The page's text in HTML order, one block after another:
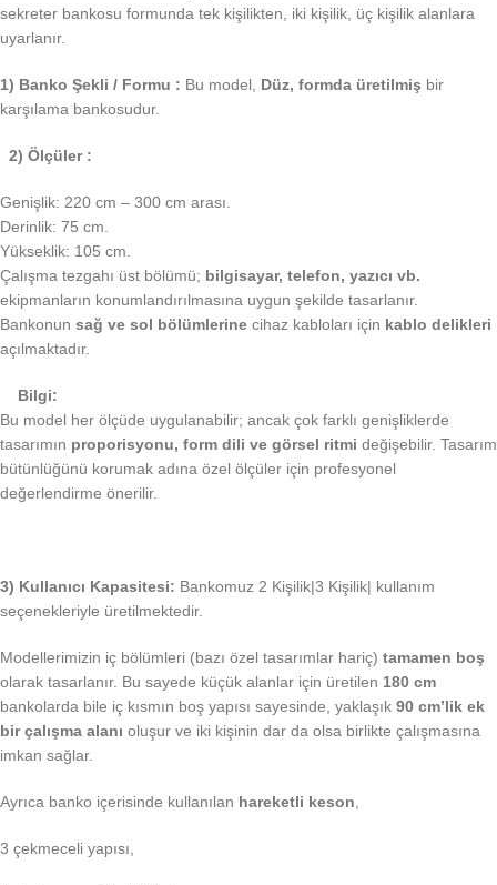
sekreter bankosu formunda tek kişilikten, iki kişilik, üç kişilik alanlara
uyarlanır.
1) Banko Şekli / Formu : Bu model, Düz, formda üretilmiş bir
karşılama bankosudur.
2) Ölçüler :
Genişlik: 220 cm – 300 cm arası.
Derinlik: 75 cm.
Yükseklik: 105 cm.
Çalışma tezgahı üst bölümü; bilgisayar, telefon, yazıcı vb.
ekipmanların konumlandırılmasına uygun şekilde tasarlanır.
Bankonun sağ ve sol bölümlerine cihaz kabloları için kablo delikleri
açılmaktadır.
Bilgi:
Bu model her ölçüde uygulanabilir; ancak çok farklı genişliklerde
tasarımın proporisyonu, form dili ve görsel ritmi değişebilir. Tasarım
bütünlüğünü korumak adına özel ölçüler için profesyonel
değerlendirme önerilir.
3) Kullanıcı Kapasitesi: Bankomuz 2 Kişilik|3 Kişilik| kullanım
seçenekleriyle üretilmektedir.
Modellerimizin iç bölümleri (bazı özel tasarımlar hariç) tamamen boş
olarak tasarlanır. Bu sayede küçük alanlar için üretilen 180 cm
bankolarda bile iç kısmın boş yapısı sayesinde, yaklaşık 90 cm’lik ek
bir çalışma alanı oluşur ve iki kişinin dar da olsa birlikte çalışmasına
imkan sağlar.
Ayrıca banko içerisinde kullanılan hareketli keson
3 çekmeceli yapısı,